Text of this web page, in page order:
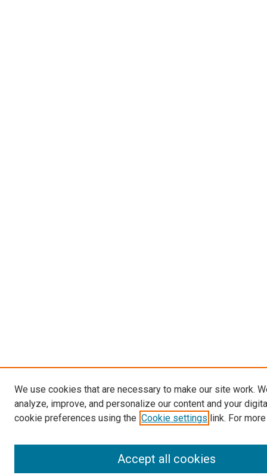
We use cookies that are necessary to make our site work.
analyze, improve, and personalize our content and your
cookie preferences using the Cookie settings link. For
Accept all cookies